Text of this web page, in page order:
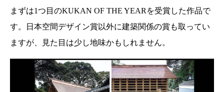
まずは1つ目のKUKAN OF THE YEARを受賞した作品で
す。日本空間デザイン賞以外に建築関係の賞も取ってい
ますが、見た目は少し地味かもしれません。